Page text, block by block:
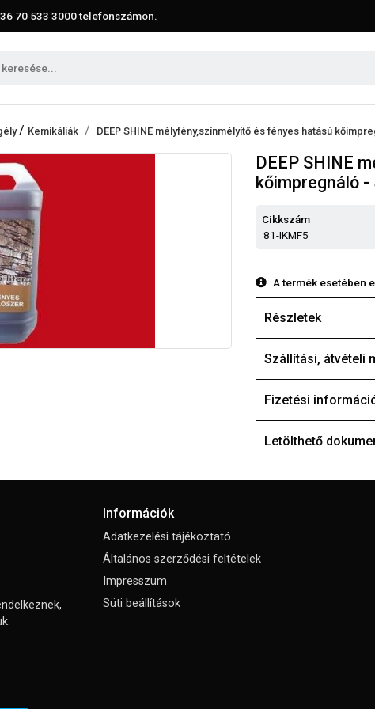
70 533 3000telefonszámon.
/ Kemikáliák DEEP SHINE mélyfény,színmélyítő és fényes hatású
DEEP SHINE
kőimpregnáló -
Cikkszám
81-IKMF5
A termék esetében
Részletek
Szállítási, átvételi
Fizetési
Letölthető
Információk
Adatkezelési tájékoztató
Általános szerződési feltételek
Impresszum
Süti beállítások